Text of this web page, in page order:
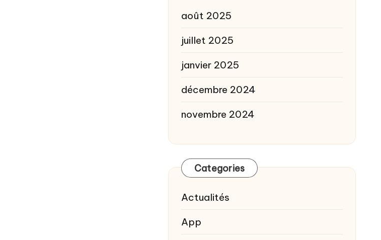
août 2025
juillet 2025
janvier 2025
décembre 2024
novembre 2024
Categories
Actualités
App